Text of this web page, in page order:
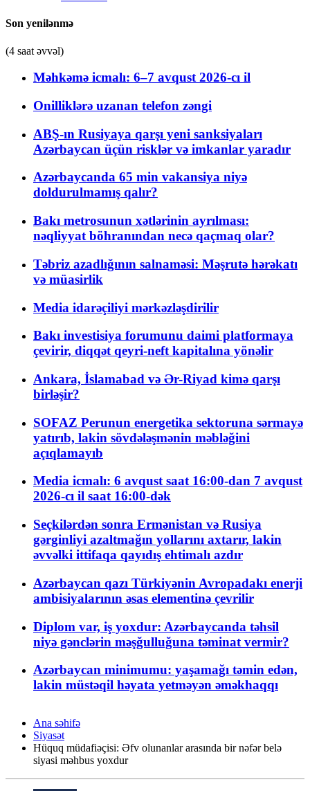
Son yenilənmə
(4 saat əvvəl)
Məhkəmə icmalı: 6–7 avqust 2026-cı il
Onilliklərə uzanan telefon zəngi
ABŞ-ın Rusiyaya qarşı yeni sanksiyaları
Azərbaycan üçün risklər və imkanlar yaradır
Azərbaycanda 65 min vakansiya niyə
doldurulmamış qalır?
Bakı metrosunun xətlərinin ayrılması:
nəqliyyat böhranından necə qaçmaq olar?
Təbriz azadlığının salnaməsi: Məşrutə hərəkatı
və müasirlik
Media idarəçiliyi mərkəzləşdirilir
Bakı investisiya forumunu daimi platformaya
çevirir, diqqət qeyri-neft kapitalına yönəlir
Ankara, İslamabad və Ər-Riyad kimə qarşı
birləşir?
SOFAZ Perunun energetika sektoruna sərmayə
yatırıb, lakin sövdələşmənin məbləğini
açıqlamayıb
Media icmalı: 6 avqust saat 16:00-dan 7 avqust
2026-cı il saat 16:00-dək
Seçkilərdən sonra Ermənistan və Rusiya
gərginliyi azaltmağın yollarını axtarır, lakin
əvvəlki ittifaqa qayıdış ehtimalı azdır
Azərbaycan qazı Türkiyənin Avropadakı enerji
ambisiyalarının əsas elementinə çevrilir
Diplom var, iş yoxdur: Azərbaycanda təhsil
niyə gənclərin məşğulluğuna təminat vermir?
Azərbaycan minimumu: yaşamağı təmin edən,
lakin müstəqil həyata yetməyən əməkhaqqı
Ana səhifə
Siyasət
Hüquq müdafiəçisi: Əfv olunanlar arasında bir nəfər belə
siyasi məhbus yoxdur